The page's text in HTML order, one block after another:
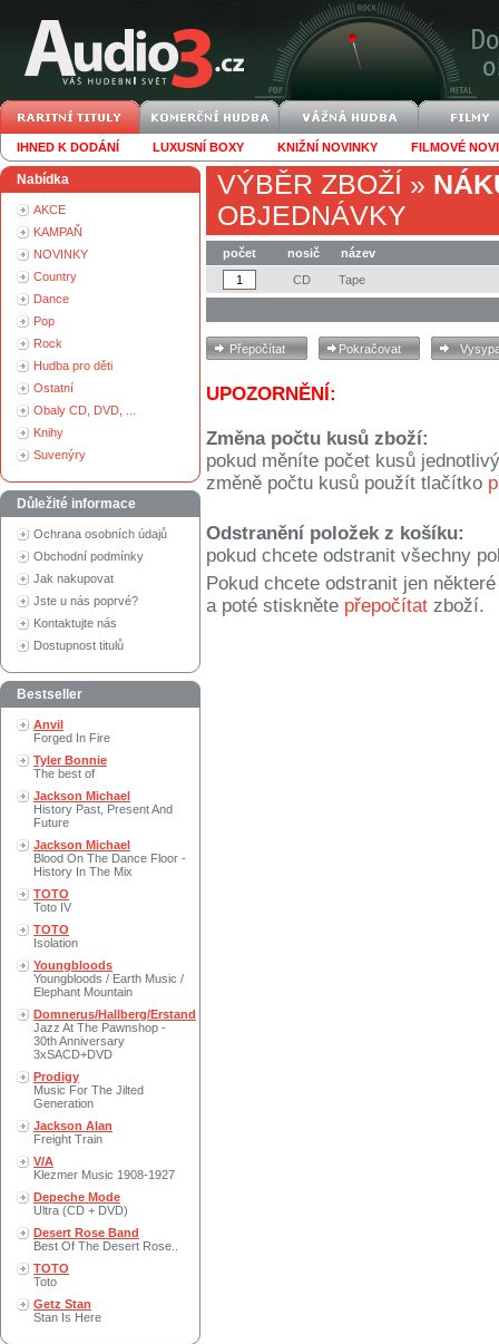
IHNED K DODÁNÍ LUXUSNÍ BOXY KNIŽNÍ NOVINKY FILMOVÉ
Nabídka
AKCE
KAMPAŇ
NOVINKY
Country
Dance
Pop
Rock
Hudba pro děti
Ostatní
Obaly CD, DVD, ...
Knihy
Suvenýry
Důležité informace
Ochrana osobních údajů
Obchodní podmínky
Jak nakupovat
Jste u nás poprvé?
Kontaktujte nás
Dostupnost titulů
Bestseller
Anvil
Forged In Fire
Tyler Bonnie
The best of
Jackson Michael
History Past, Present And
Future
Jackson Michael
Blood On The Dance Floor -
History In The Mix
TOTO
Toto IV
TOTO
Isolation
Youngbloods
Youngbloods / Earth Music /
Elephant Mountain
Domnerus/Hallberg/Erstand
Jazz At The Pawnshop -
30th Anniversary
3xSACD+DVD
Prodigy
Music For The Jilted
Generation
Jackson Alan
Freight Train
V/A
Klezmer Music 1908-1927
Depeche Mode
Ultra (CD + DVD)
Desert Rose Band
Best Of The Desert Rose..
TOTO
Toto
Getz Stan
Stan Is Here
VÝBĚR ZBOŽÍ »
OBJEDNÁVKY
počet nosič
název
CD
Tape
UPOZORNĚNÍ:
Změna počtu kusů zboží:
pokud měníte počet kusů
změně počtu kusů použít tlačítko
Odstranění položek z košíku:
pokud chcete odstranit všechny
Pokud chcete odstranit jen
a poté stiskněte přepočítat zboží.